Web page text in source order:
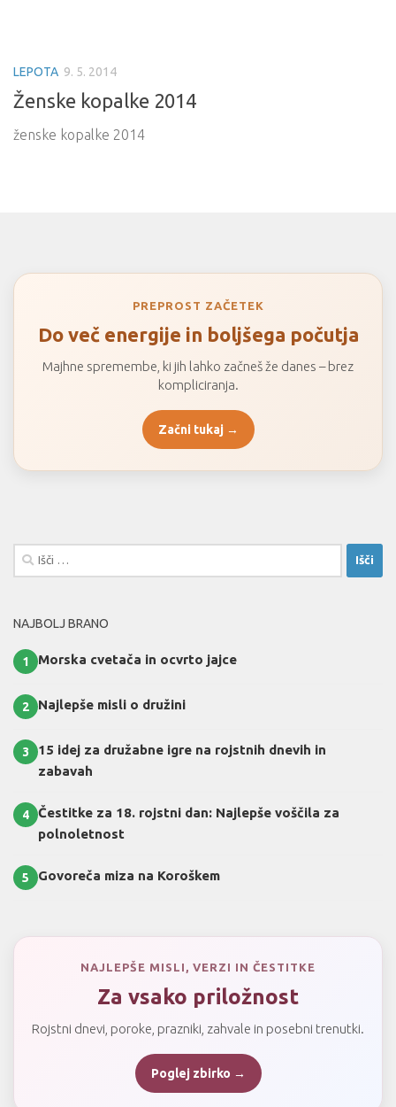
LEPOTA 9. 5. 2014
Ženske kopalke 2014
ženske kopalke 2014
PREPROST ZAČETEK
Do več energije in boljšega počutja
Majhne spremembe, ki jih lahko začneš že danes – brez
kompliciranja.
Začni tukaj →
Išči:
NAJBOLJ BRANO
1 Morska cvetača in ocvrto jajce
2 Najlepše misli o družini
3
15 idej za družabne igre na rojstnih dnevih in
zabavah
4
Čestitke za 18. rojstni dan: Najlepše voščila za
polnoletnost
5 Govoreča miza na Koroškem
NAJLEPŠE MISLI, VERZI IN ČESTITKE
Za vsako priložnost
Rojstni dnevi, poroke, prazniki, zahvale in posebni trenutki.
Poglej zbirko →